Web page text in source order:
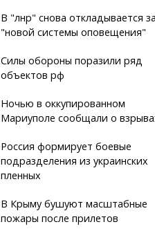
В "лнр" снова откладывается
"новой системы оповещения"
Силы обороны поразили ряд
объектов рф
Ночью в оккупированном
Мариуполе сообщали о
Россия формирует боевые
подразделения из украинских
пленных
В Крыму бушуют масштабные
пожары после прилетов